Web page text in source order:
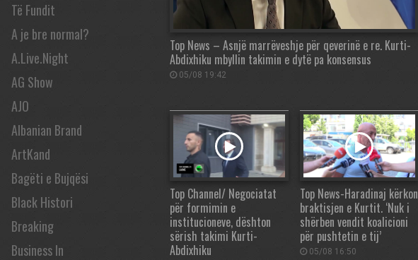
Të Fundit
A je bre normal?
A.Live.Night
AG Show
AJO
Albanian Brand
ArtKand
Bagëti e Bujqësi
Black Histori
Breaking
Business In
Top News – Asnjë marrëveshje për qeverinë e re. Kurti-
Abdixhiku mbyllin takimin e dytë pa konsensus
05/08 19:42
Top Channel/ Negociatat
për formimin e
institucioneve, dështon
sërish takimi Kurti-
Abdixhiku
Top News-Haradinaj kërkon
braktisjen e Kurtit. ‘Nuk i
shërben vendit koalicioni
për pushtetin e tij’
05/08 16:50